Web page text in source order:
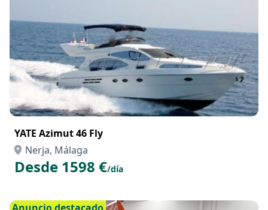
YATE Azimut 46 Fly
Nerja, Málaga
Desde 1598 €/día